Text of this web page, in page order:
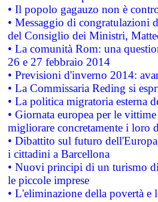
• Il popolo gagauzo non è
• Messaggio di congratulazioni
del Consiglio dei Ministri,
• La comunità Rom: una
26 e 27 febbraio 2014
• Previsioni d'inverno 2014:
• La Commissaria Reding si
• La politica migratoria esterna
• Giornata europea per le
migliorare concretamente i loro
• Dibattito sul futuro
i cittadini a Barcellona
• Nuovi principi di un turismo
le piccole imprese
• L'eliminazione della povertà